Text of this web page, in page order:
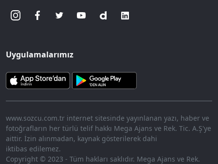
Uygulamalarımız
www.sozcu.com.tr internet sitesinde yayınlanan yazı, haber ve
fotoğrafların her türlü telif hakkı Mega Ajans ve Rek. Tic. A.Ş'ye
aittir. İzin alınmadan, kaynak gösterilerek dahi
iktibas edilemez.
Copyright © 2023 - Tüm hakları saklıdır. Mega Ajans ve Rek.